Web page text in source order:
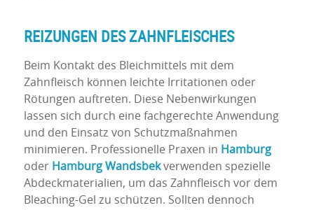
REIZUNGEN DES ZAHNFLEISCHES
Beim Kontakt des Bleichmittels mit dem
Zahnfleisch können leichte Irritationen oder
Rötungen auftreten. Diese Nebenwirkungen
lassen sich durch eine fachgerechte Anwendung
und den Einsatz von Schutzmaßnahmen
minimieren. Professionelle Praxen in Hamburg
oder Hamburg Wandsbekverwenden spezielle
Abdeckmaterialien, um das Zahnfleisch vor dem
Bleaching-Gel zu schützen. Sollten dennoch